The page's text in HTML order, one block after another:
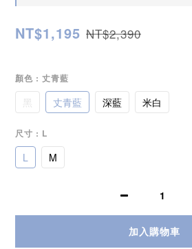
NT$1,195 NT$2,390
顏色 : 丈青藍
黑 丈青藍 深藍 米白
尺寸 : L
L M
加入購物車